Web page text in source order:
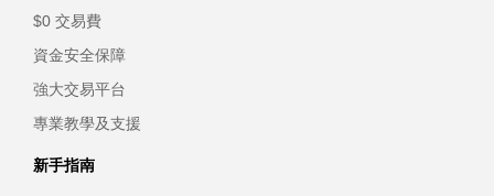
$0 交易費
資金安全保障
強大交易平台
專業教學及支援
新手指南